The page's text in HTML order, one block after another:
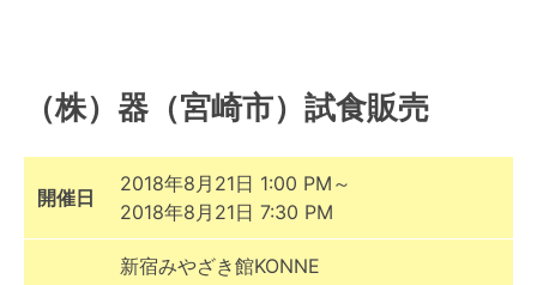
（株）器（宮崎市）試食販売
開催日
2018年8月21日 1:00 PM～
2018年8月21日 7:30 PM
新宿みやざき館KONNE